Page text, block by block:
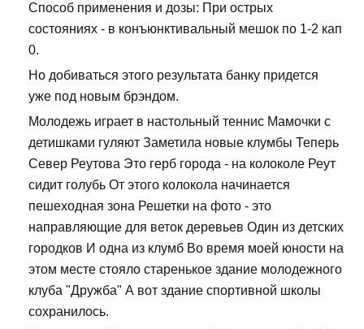
Способ применения и дозы: При острых
состояниях - в конъюнктивальный мешок по 1-2 кап
0.
Но добиваться этого результата банку придется
уже под новым брэндом.
Молодежь играет в настольный теннис Мамочки с
детишками гуляют Заметила новые клумбы Теперь
Север Реутова Это герб города - на колоколе Реут
сидит голубь От этого колокола начинается
пешеходная зона Решетки на фото - это
направляющие для веток деревьев Один из детских
городков И одна из клумб Во время моей юности на
этом месте стояло старенькое здание молодежного
клуба "Дружба" А вот здание спортивной школы
сохранилось.